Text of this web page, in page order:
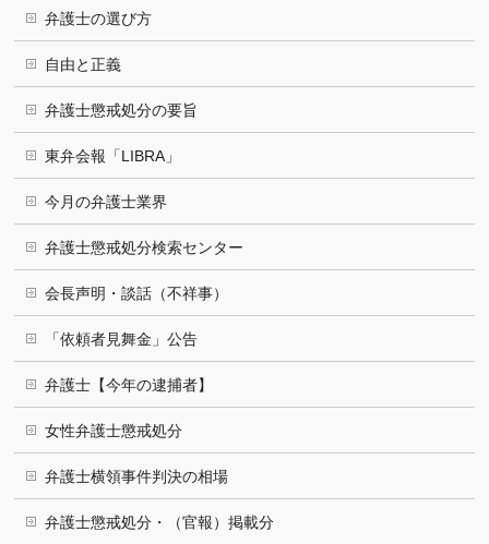
弁護士の選び方
自由と正義
弁護士懲戒処分の要旨
東弁会報「LIBRA」
今月の弁護士業界
弁護士懲戒処分検索センター
会長声明・談話（不祥事）
「依頼者見舞金」公告
弁護士【今年の逮捕者】
女性弁護士懲戒処分
弁護士横領事件判決の相場
弁護士懲戒処分・（官報）掲載分